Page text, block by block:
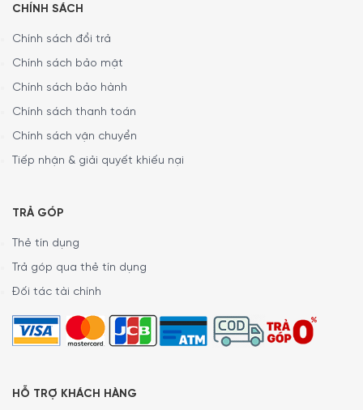
CHÍNH SÁCH
Chính sách đổi trả
Chính sách bảo mật
Chính sách bảo hành
Chính sách thanh toán
Chính sách vận chuyển
Tiếp nhận & giải quyết khiếu nại
TRẢ GÓP
Thẻ tín dụng
Trả góp qua thẻ tín dụng
Đối tác tài chính
HỖ TRỢ KHÁCH HÀNG